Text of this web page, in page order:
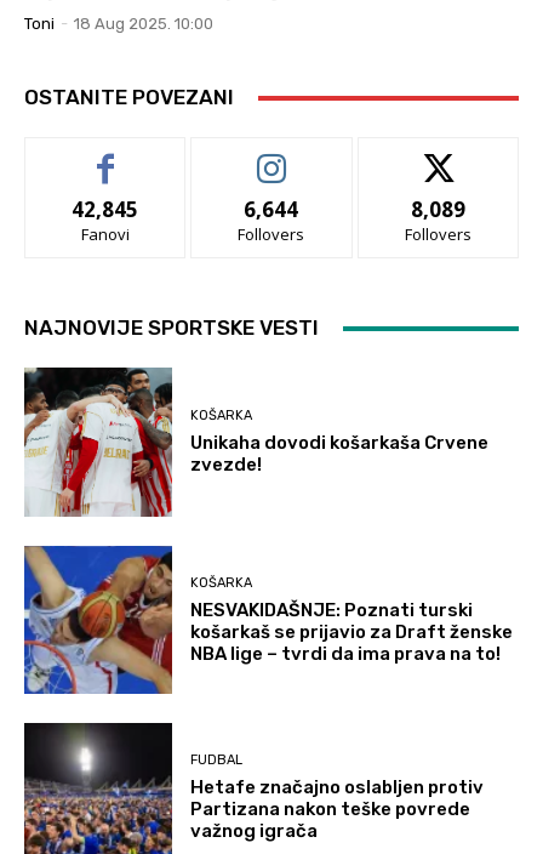
Toni - 18 Aug 2025. 10:00
OSTANITE POVEZANI
42,845
Fanovi
6,644
Follovers
8,089
Follovers
NAJNOVIJE SPORTSKE VESTI
KOŠARKA
Unikaha dovodi košarkaša Crvene
zvezde!
KOŠARKA
NESVAKIDAŠNJE: Poznati turski
košarkaš se prijavio za Draft ženske
NBA lige – tvrdi da ima prava na to!
FUDBAL
Hetafe značajno oslabljen protiv
Partizana nakon teške povrede
važnog igrača